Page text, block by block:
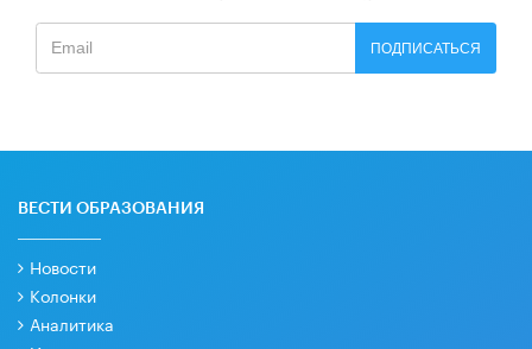
ПОДПИСАТЬСЯ
ВЕСТИ ОБРАЗОВАНИЯ
Новости
Колонки
Аналитика